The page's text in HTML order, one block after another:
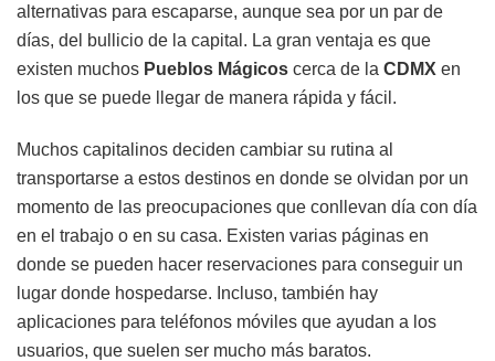
alternativas para escaparse, aunque sea por un par de
días, del bullicio de la capital. La gran ventaja es que
existen muchos Pueblos Mágicos cerca de la CDMX en
los que se puede llegar de manera rápida y fácil.
Muchos capitalinos deciden cambiar su rutina al
transportarse a estos destinos en donde se olvidan por un
momento de las preocupaciones que conllevan día con día
en el trabajo o en su casa. Existen varias páginas en
donde se pueden hacer reservaciones para conseguir un
lugar donde hospedarse. Incluso, también hay
aplicaciones para teléfonos móviles que ayudan a los
usuarios, que suelen ser mucho más baratos.